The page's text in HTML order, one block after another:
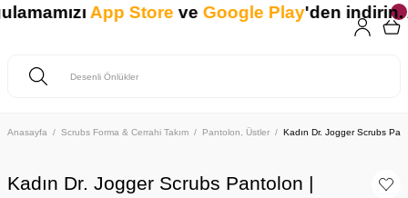
Anasayfa Scrubs Forma & Cerrahi Takım Pantolon, Üstler Kadın Dr. Jogger Scrubs
Kadın Dr. Jogger Scrubs Pantolon |
App StoreveGoogle Play'den indirin.